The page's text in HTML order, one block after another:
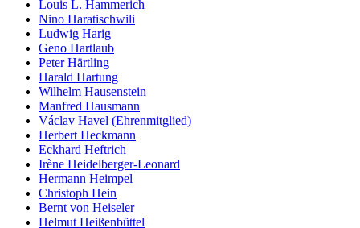
Louis L. Hammerich
Nino Haratischwili
Ludwig Harig
Geno Hartlaub
Peter Härtling
Harald Hartung
Wilhelm Hausenstein
Manfred Hausmann
Václav Havel (Ehrenmitglied)
Herbert Heckmann
Eckhard Heftrich
Irène Heidelberger-Leonard
Hermann Heimpel
Christoph Hein
Bernt von Heiseler
Helmut Heißenbüttel